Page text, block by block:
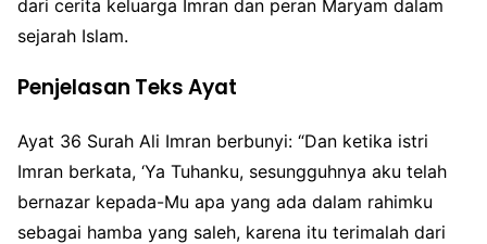
dari cerita keluarga Imran dan peran Maryam dalam
sejarah Islam.
Penjelasan Teks Ayat
Ayat 36 Surah Ali Imran berbunyi: “Dan ketika istri
Imran berkata, ‘Ya Tuhanku, sesungguhnya aku telah
bernazar kepada-Mu apa yang ada dalam rahimku
sebagai hamba yang saleh, karena itu terimalah dari